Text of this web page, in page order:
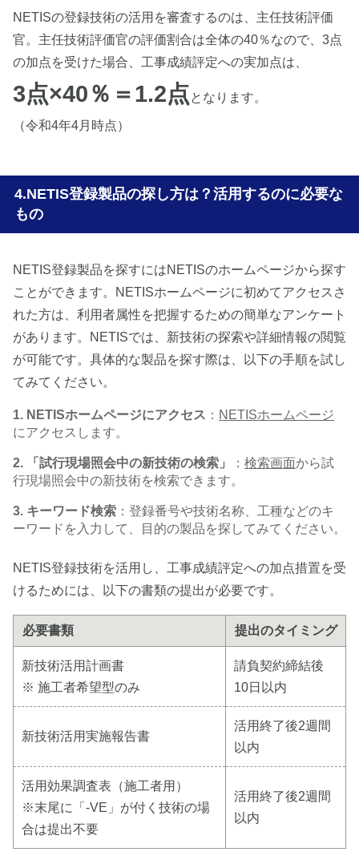
NETISの登録技術の活用を審査するのは、主任技術評価
官。主任技術評価官の評価割合は全体の40％なので、3点
の加点を受けた場合、工事成績評定への実加点は、
3点×40％＝1.2点となります。
（令和4年4月時点）
NETIS登録製品の探し方は？活用するのに必要な
もの
NETIS登録製品を探すにはNETISのホームページから探す
ことができます。NETISホームページに初めてアクセスさ
れた方は、利用者属性を把握するための簡単なアンケート
があります。NETISでは、新技術の探索や詳細情報の閲覧
が可能です。具体的な製品を探す際は、以下の手順を試し
てみてください。
1. NETISホームページにアクセス ： NETISホームページ
にアクセスします。
2. 「試行現場照会中の新技術の検索」 ： 検索画面から試
行現場照会中の新技術を検索できます。
3. キーワード検索 ：登録番号や技術名称、工種などのキ
ーワードを入力して、目的の製品を探してみてください。
NETIS登録技術を活用し、工事成績評定への加点措置を受
けるためには、以下の書類の提出が必要です。
必要書類 提出のタイミング
新技術活用計画書
※ 施工者希望型のみ
請負契約締結後
10日以内
新技術活用実施報告書
活用終了後2週間
以内
活用効果調査表（施工者用）
※末尾に「-VE」が付く技術の場
合は提出不要
活用終了後2週間
以内